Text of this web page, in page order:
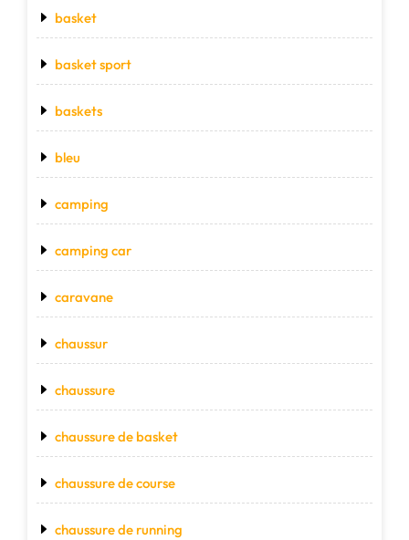
basket
basket sport
baskets
bleu
camping
camping car
caravane
chaussur
chaussure
chaussure de basket
chaussure de course
chaussure de running